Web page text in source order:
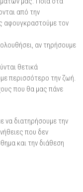
από την
τον
αν τηρήσουμε
θετικά
περισσότερο την ζωή.
που θα μας πάνε
να διατηρήσουμε την
που δεν
και την διάθεση